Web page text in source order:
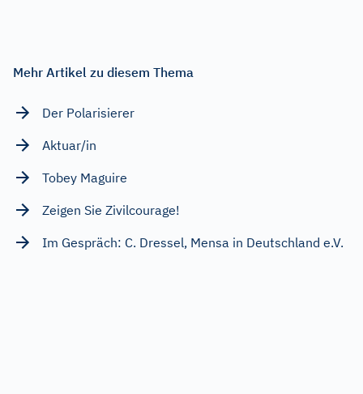
Mehr Artikel zu diesem Thema
Der Polarisierer
Aktuar/in
Tobey Maguire
Zeigen Sie Zivilcourage!
Im Gespräch: C. Dressel, Mensa in Deutschland e.V.